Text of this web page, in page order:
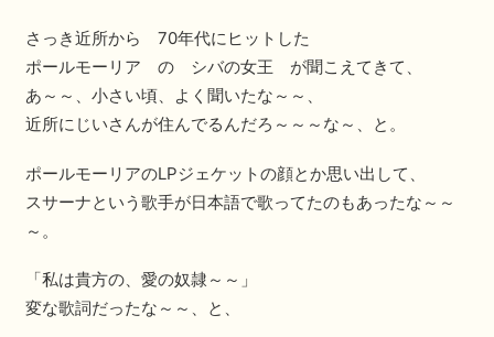
さっき近所から 70年代にヒットした
ポールモーリア の シバの女王 が聞こえてきて、
あ～～、小さい頃、よく聞いたな～～、
近所にじいさんが住んでるんだろ～～～な～、と。
ポールモーリアのLPジェケットの顔とか思い出して、
スサーナという歌手が日本語で歌ってたのもあったな～～
～。
「私は貴方の、愛の奴隷～～」
変な歌詞だったな～～、と、